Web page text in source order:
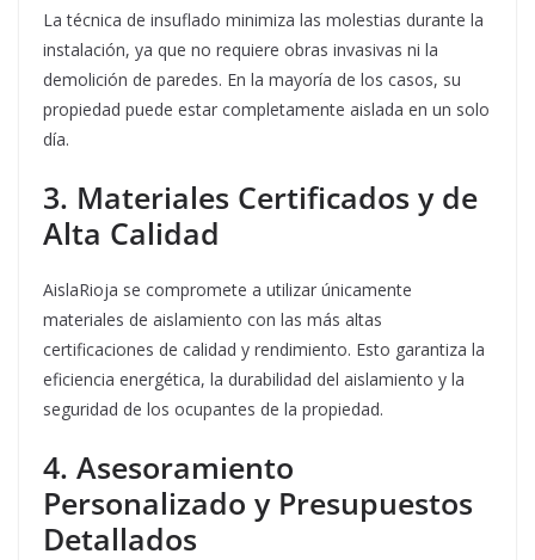
La técnica de insuflado minimiza las molestias durante la
instalación, ya que no requiere obras invasivas ni la
demolición de paredes. En la mayoría de los casos, su
propiedad puede estar completamente aislada en un solo
día.
3. Materiales Certificados y de
Alta Calidad
AislaRioja se compromete a utilizar únicamente
materiales de aislamiento con las más altas
certificaciones de calidad y rendimiento. Esto garantiza la
eficiencia energética, la durabilidad del aislamiento y la
seguridad de los ocupantes de la propiedad.
4. Asesoramiento
Personalizado y Presupuestos
Detallados